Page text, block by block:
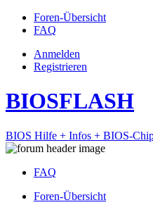
Foren-Übersicht
FAQ
Anmelden
Registrieren
BIOSFLASH
BIOS Hilfe + Infos + BIOS-
FAQ
Foren-Übersicht